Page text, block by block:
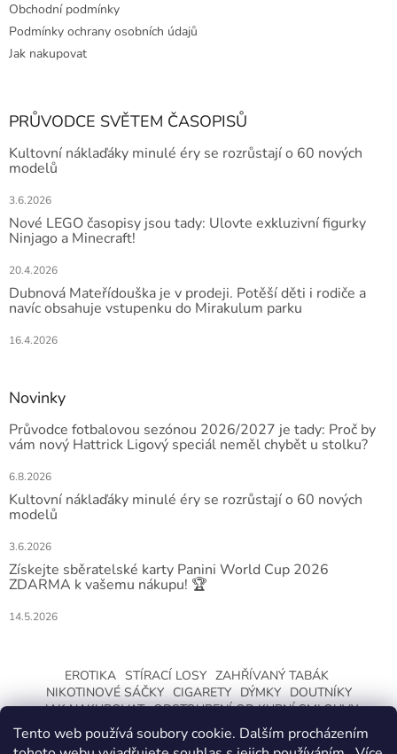
Tento web používá soubory cookie. Dalším procházením
Obchodní podmínky
Podmínky ochrany osobních údajů
Jak nakupovat
PRŮVODCE SVĚTEM ČASOPISŮ
Kultovní náklaďáky minulé éry se rozrůstají o 60 nových
modelů
3.6.2026
Nové LEGO časopisy jsou tady: Ulovte exkluzivní figurky
Ninjago a Minecraft!
20.4.2026
Dubnová Mateřídouška je v prodeji. Potěší děti i rodiče a
navíc obsahuje vstupenku do Mirakulum parku
16.4.2026
Novinky
Průvodce fotbalovou sezónou 2026/2027 je tady: Proč by
vám nový Hattrick Ligový speciál neměl chybět u stolku?
6.8.2026
Kultovní náklaďáky minulé éry se rozrůstají o 60 nových
modelů
3.6.2026
Získejte sběratelské karty Panini World Cup 2026
ZDARMA k vašemu nákupu! 🏆
14.5.2026
EROTIKA STÍRACÍ LOSY ZAHŘÍVANÝ TABÁK
NIKOTINOVÉ SÁČKY CIGARETY DÝMKY
DOUTNÍKY
JAK NAKUPOVAT ODSTOUPENÍ OD KUPNÍ SMLOUVY